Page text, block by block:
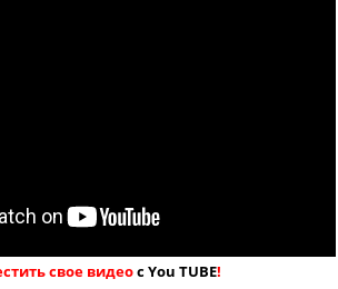
свое видеос You TUBE!